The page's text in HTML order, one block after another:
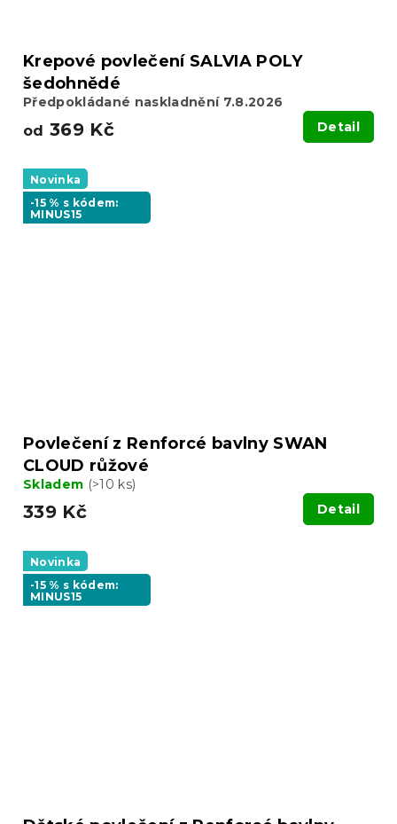
Krepové povlečení SALVIA POLY
šedohnědé
Předpokládané naskladnění 7.8.2026
od 369 Kč Detail
Novinka
-15 % s kódem:
MINUS15
Povlečení z Renforcé bavlny SWAN
CLOUD růžové
Skladem (>10 ks)
339 Kč Detail
Novinka
-15 % s kódem:
MINUS15